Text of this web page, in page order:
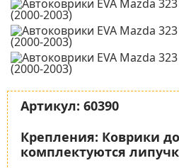
Артикул: 60390
Крепления: Коврики
комплектуются